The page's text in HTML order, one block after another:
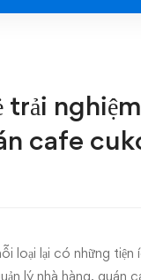
trải
cafe
loại lại có những
lý nhà hàng, quán